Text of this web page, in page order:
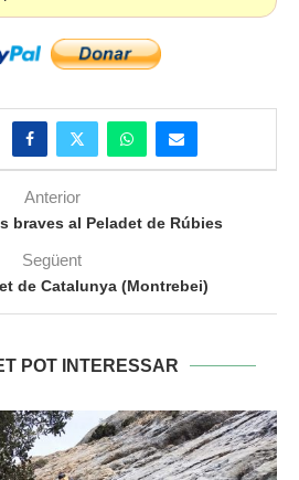
Anterior
braves al Peladet de Rúbies
Següent
de Catalunya (Montrebei)
POT INTERESSAR